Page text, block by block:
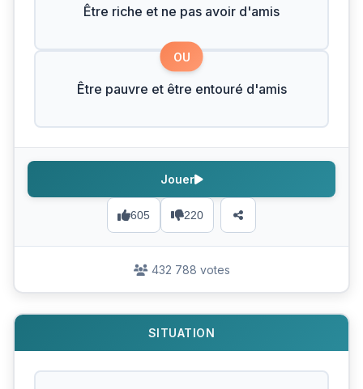
Être riche et ne pas avoir d'amis
OU
Être pauvre et être entouré d'amis
605 220
Jouer
432 788 votes
SITUATION